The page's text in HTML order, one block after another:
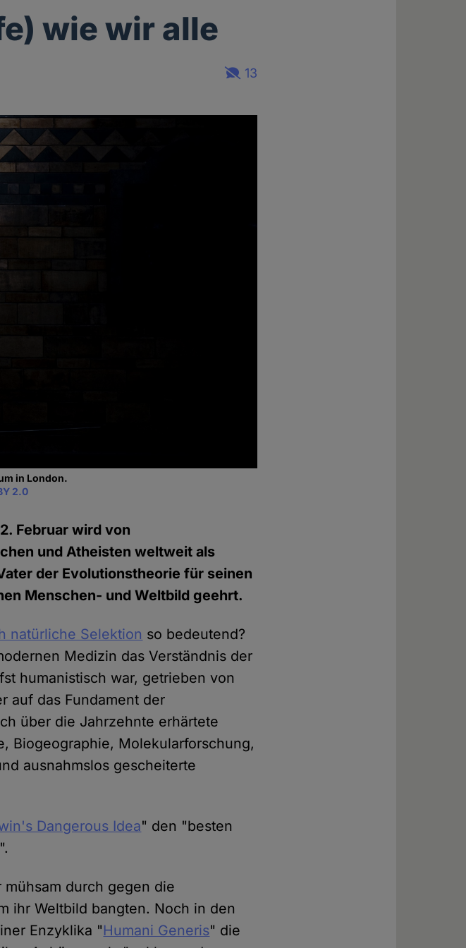
wie wir alle
13
in London.
2.0
Februar wird von
und Atheisten weltweit als
der Evolutionstheorie für seinen
Menschen- und Weltbild geehrt.
natürliche Selektion so bedeutend?
Medizin das Verständnis der
humanistisch war, getrieben von
auf das Fundament der
über die Jahrzehnte erhärtete
Biogeographie, Molekularforschung,
ausnahmslos gescheiterte
Dangerous Idea" den "besten
durch gegen die
ihr Weltbild bangten. Noch in den
Enzyklika "Humani Generis" die